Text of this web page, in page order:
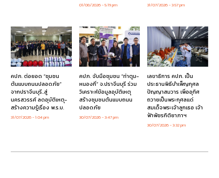
01/08/2026 5:19 pm 31/07/2026 3:57 pm
คปภ. ต่อยอด “ชุมชน
ต้นแบบถนนปลอดภัย”
จากปราจีนบุรี..สู่
นครสวรรค์ ลดอุบัติเหตุ-
สร้างความรู้เรื่อง พ.ร.บ.
31/07/2026 1:04 pm
คปภ. จับมือชุมชน “ท่าตูม-
หนองกี่” จ.ปราจีนบุรี ร่วม
วิเคราะห์ข้อมูลอุบัติเหตุ
สร้างชุมชนต้นแบบถนน
ปลอดภัย
30/07/2026 3:47 pm
เลขาธิการ คปภ. เป็น
ประธานพิธีบำเพ็ญกุศล
ปัญญาสมวาร เพื่ออุทิศ
ถวายเป็นพระกุศลแด่
สมเด็จพระเจ้าลูกเธอ เจ้า
ฟ้าพัชรกิติยาภาฯ
30/07/2026 3:32 pm